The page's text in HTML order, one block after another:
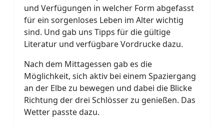
und Verfügungen in welcher Form abgefasst
für ein sorgenloses Leben im Alter wichtig
sind. Und gab uns Tipps für die gültige
Literatur und verfügbare Vordrucke dazu.
Nach dem Mittagessen gab es die
Möglichkeit, sich aktiv bei einem Spaziergang
an der Elbe zu bewegen und dabei die Blicke
Richtung der drei Schlösser zu genießen. Das
Wetter passte dazu.